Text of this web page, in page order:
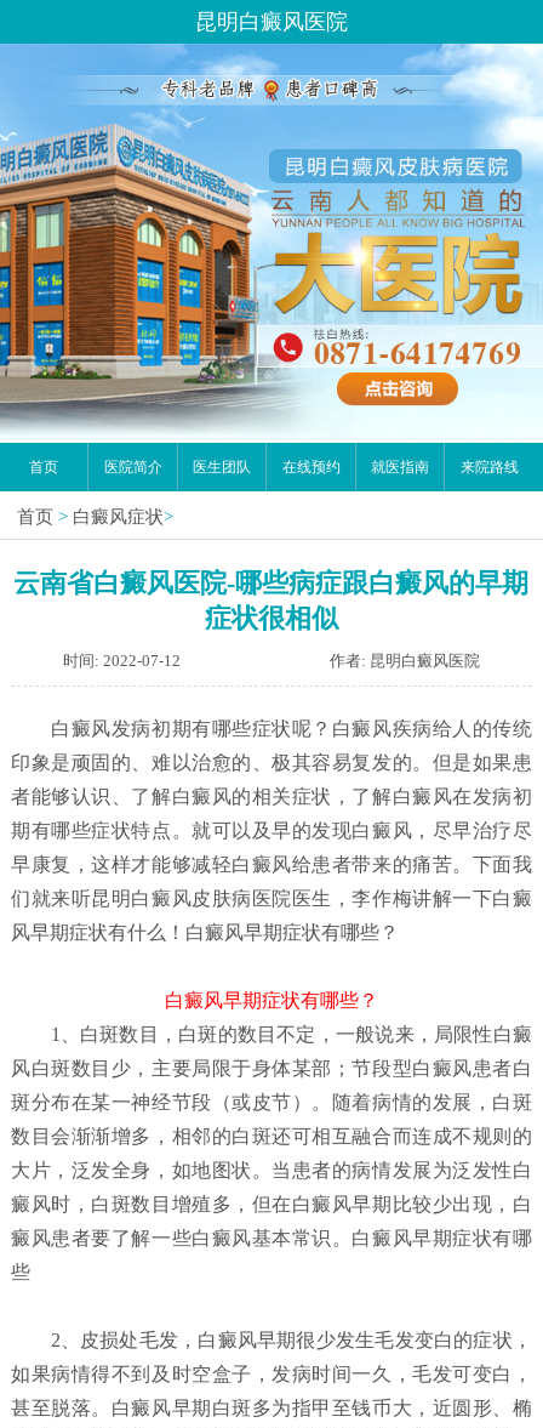
昆明白癜风医院
首页 医院简介 医生团队 在线预约 就医指南 来院路线
首页 > 白癜风症状>
云南省白癜风医院-哪些病症跟白癜风的早期
症状很相似
时间: 2022-07-12 作者: 昆明白癜风医院
白癜风发病初期有哪些症状呢？ 白癜风疾病给人的传统
印象是顽固的、难以治愈的、极其容易复发的。但是如果患
者能够认识、了解白癜风的相关症状，了解白癜风在发病初
期有哪些症状特点。就可以及早的发现白癜风，尽早治疗尽
早康复，这样才能够减轻白癜风给患者带来的痛苦。下面我
们就来听昆明白癜风皮肤病医院医生，李作梅讲解一下白癜
风早期症状有什么！白癜风早期症状有哪些？
白癜风早期症状有哪些？
1、白斑数目，白斑的数目不定，一般说来，局限性白癜
风白斑数目少，主要局限于身体某部；节段型白癜风患者白
斑分布在某一神经节段（或皮节）。随着病情的发展，白斑
数目会渐渐增多，相邻的白斑还可相互融合而连成不规则的
大片，泛发全身，如地图状。当患者的病情发展为泛发性白
癜风时，白斑数目增殖多，但在白癜风早期比较少出现，白
癜风患者要了解一些白癜风基本常识。白癜风早期症状有哪
些
2、皮损处毛发，白癜风早期很少发生毛发变白的症状，
如果病情得不到及时空盒子，发病时间一久，毛发可变白，
甚至脱落。白癜风早期白斑多为指甲至钱币大，近圆形、椭